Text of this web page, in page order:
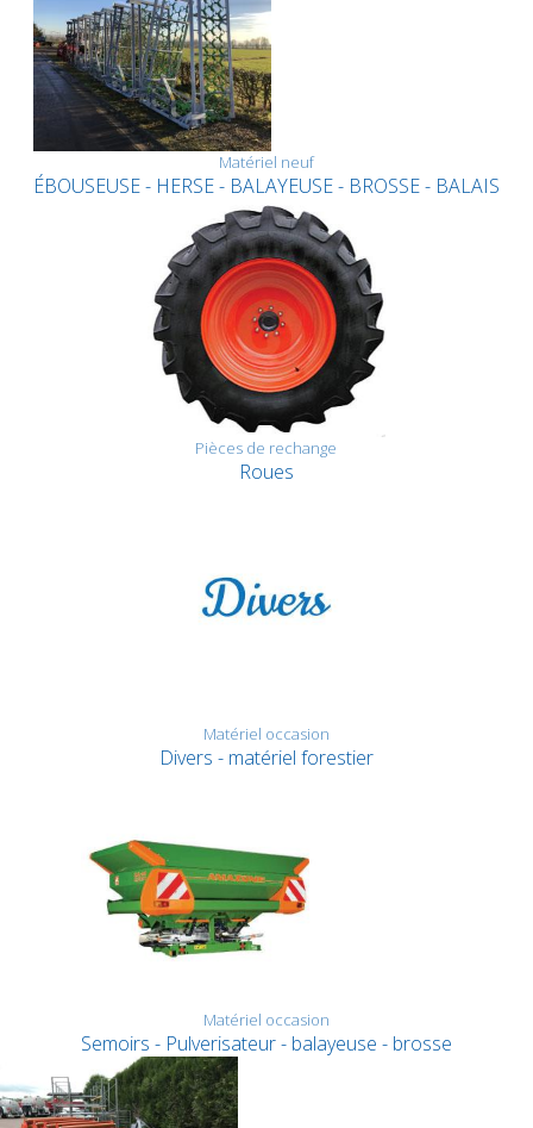
Matériel neuf
ÉBOUSEUSE - HERSE - BALAYEUSE - BROSSE - BALAIS
Pièces de rechange
Roues
Matériel occasion
Divers - matériel forestier
Matériel occasion
Semoirs - Pulverisateur - balayeuse - brosse